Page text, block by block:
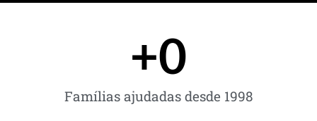
Famílias ajudadas desde 1998
+0